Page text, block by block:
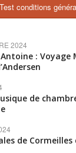
conditions
2024
: Voyage
de
de Cormeilles